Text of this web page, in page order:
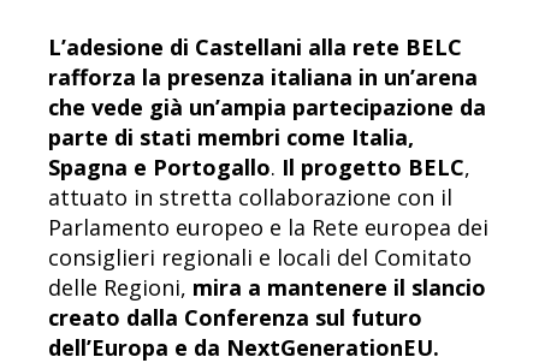
L’adesione di Castellani alla rete BELC
rafforza la presenza italiana in un’arena
che vede già un’ampia partecipazione da
parte di stati membri come Italia,
Spagna e Portogallo. Il progetto BELC,
attuato in stretta collaborazione con il
Parlamento europeo e la Rete europea dei
consiglieri regionali e locali del Comitato
delle Regioni, mira a mantenere il slancio
creato dalla Conferenza sul futuro
dell’Europa e da NextGenerationEU.